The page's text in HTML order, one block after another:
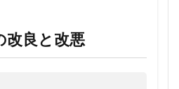
改良と改悪